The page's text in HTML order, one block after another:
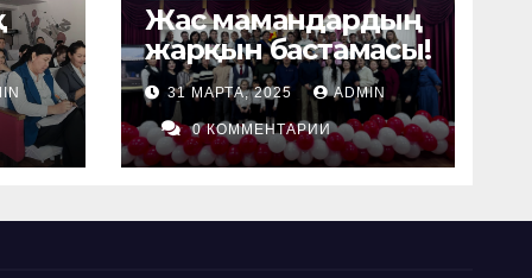
Жас мамандардың
жарқын бастамасы!
31 МАРТА, 2025 ADMIN
0 КОММЕНТАРИИ